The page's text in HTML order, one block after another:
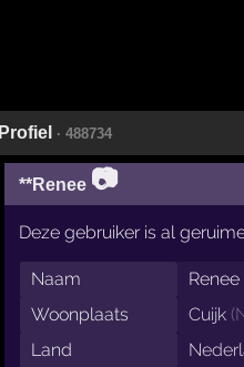
Profiel · 488734
**Renee 📷
Deze gebruiker is al
Naam
Woonplaats
Cuijk (
Land